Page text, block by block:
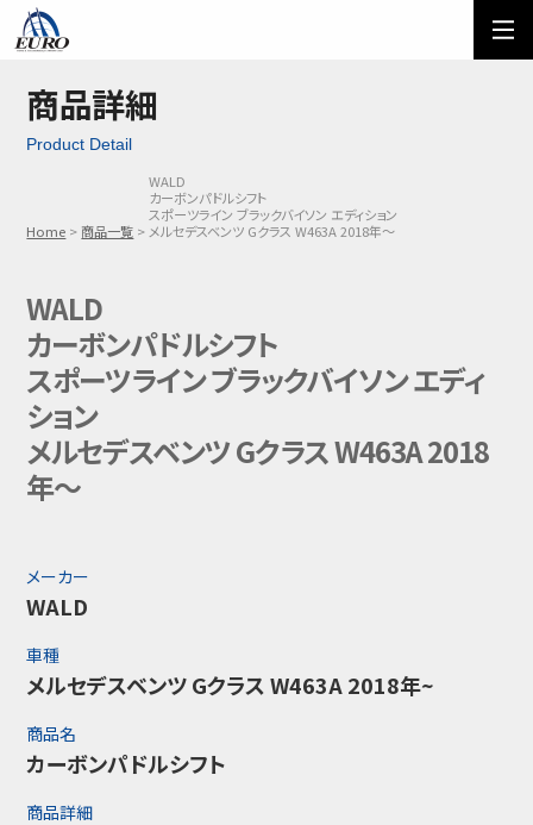
ご利用方法
メール問い合わせ
商品詳細
Product Detail
Home 商品一覧
WALD
カーボンパドルシフト
スポーツライン ブラックバイソン エディション
メルセデスベンツ Gクラス W463A 2018年～
WALD
カーボンパドルシフト
スポーツライン ブラックバイソン エディ
ション
メルセデスベンツ Gクラス W463A 2018
年～
メーカー
WALD
車種
メルセデスベンツ Gクラス W463A 2018年~
商品名
カーボンパドルシフト
商品詳細